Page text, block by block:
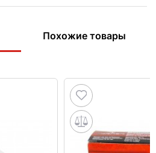
Похожие товары